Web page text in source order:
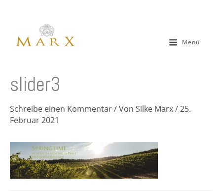
Menü
slider3
Schreibe einen Kommentar/ Von Silke Marx/25.
Februar 2021